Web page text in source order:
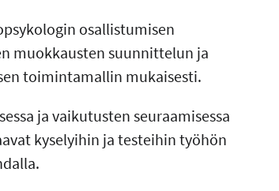
osallistumisen
muokkausten suunnittelun ja
toimintamallin mukaisesti.
ja vaikutusten seuraamisessa
kyselyihin ja testeihin työhön